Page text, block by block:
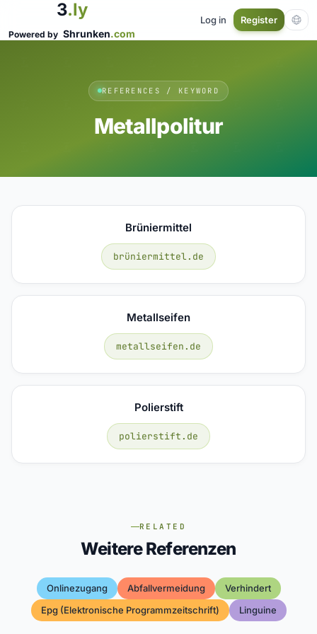
3.ly
Powered by Shrunken.com
Log in Register
REFERENCES / KEYWORD
Metallpolitur
Brüniermittel
brüniermittel.de
Metallseifen
metallseifen.de
Polierstift
polierstift.de
RELATED
Weitere Referenzen
Onlinezugang Abfallvermeidung
Verhindert
Epg (elektronische Programmzeitschrift)
Linguine